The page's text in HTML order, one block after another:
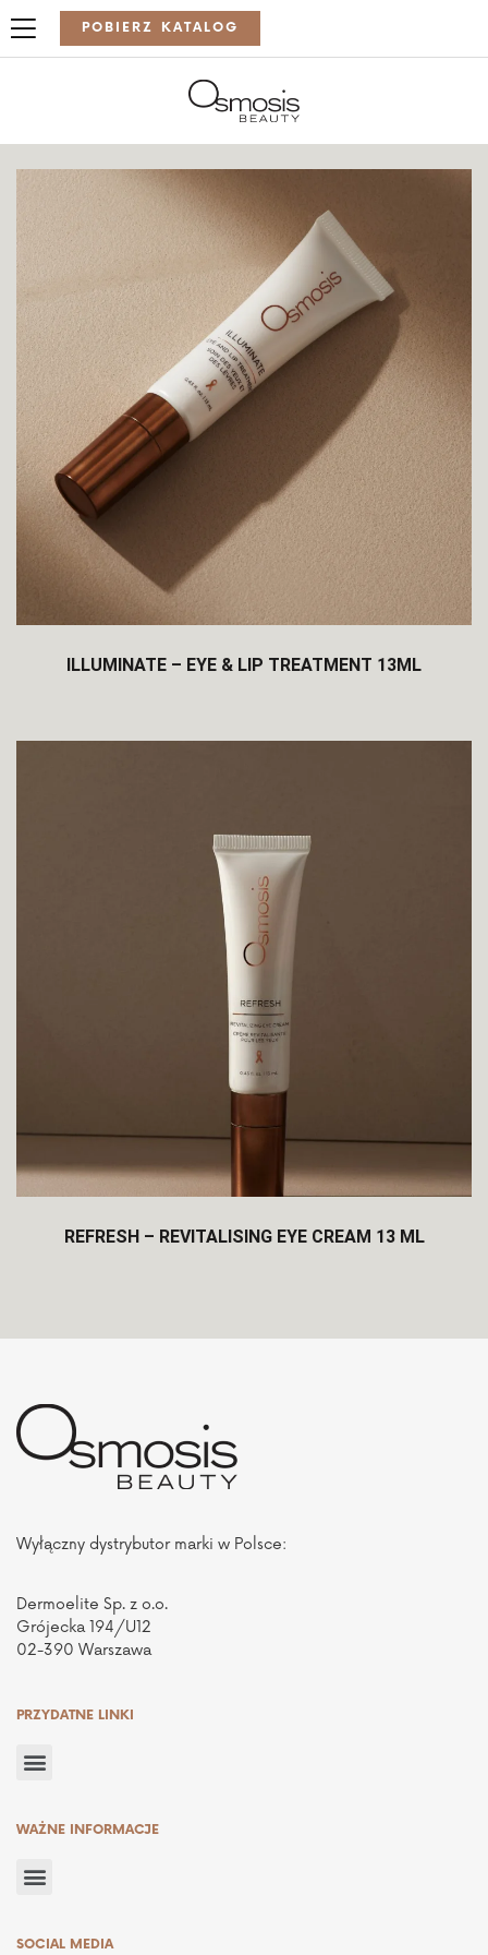
POBIERZ KATALOG
ILLUMINATE – EYE & LIP TREATMENT 13ML
REFRESH – REVITALISING EYE CREAM 13 ML
Wyłączny dystrybutor marki w Polsce:
Dermoelite Sp. z o.o.
Grójecka 194/U12
02-390 Warszawa
PRZYDATNE LINKI
WAŻNE INFORMACJE
SOCIAL MEDIA